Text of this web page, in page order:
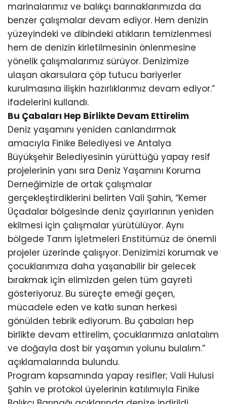
marinalarımız ve balıkçı barınaklarımızda da
benzer çalışmalar devam ediyor. Hem denizin
yüzeyindeki ve dibindeki atıkların temizlenmesi
hem de denizin kirletilmesinin önlenmesine
yönelik çalışmalarımız sürüyor. Denizimize
ulaşan akarsulara çöp tutucu bariyerler
kurulmasına ilişkin hazırlıklarımız devam ediyor.”
ifadelerini kullandı.
Bu Çabaları Hep Birlikte Devam Ettirelim
Deniz yaşamını yeniden canlandırmak
amacıyla Finike Belediyesi ve Antalya
Büyükşehir Belediyesinin yürüttüğü yapay resif
projelerinin yanı sıra Deniz Yaşamını Koruma
Derneğimizle de ortak çalışmalar
gerçekleştirdiklerini belirten Vali Şahin, “Kemer
Üçadalar bölgesinde deniz çayırlarının yeniden
ekilmesi için çalışmalar yürütülüyor. Aynı
bölgede Tarım İşletmeleri Enstitümüz de önemli
projeler üzerinde çalışıyor. Denizimizi korumak ve
çocuklarımıza daha yaşanabilir bir gelecek
bırakmak için elimizden gelen tüm gayreti
gösteriyoruz. Bu süreçte emeği geçen,
mücadele eden ve katkı sunan herkesi
gönülden tebrik ediyorum. Bu çabaları hep
birlikte devam ettirelim, çocuklarımıza anlatalım
ve doğayla dost bir yaşamın yolunu bulalım.”
açıklamalarında bulundu.
Program kapsamında yapay resifler; Vali Hulusi
Şahin ve protokol üyelerinin katılımıyla Finike